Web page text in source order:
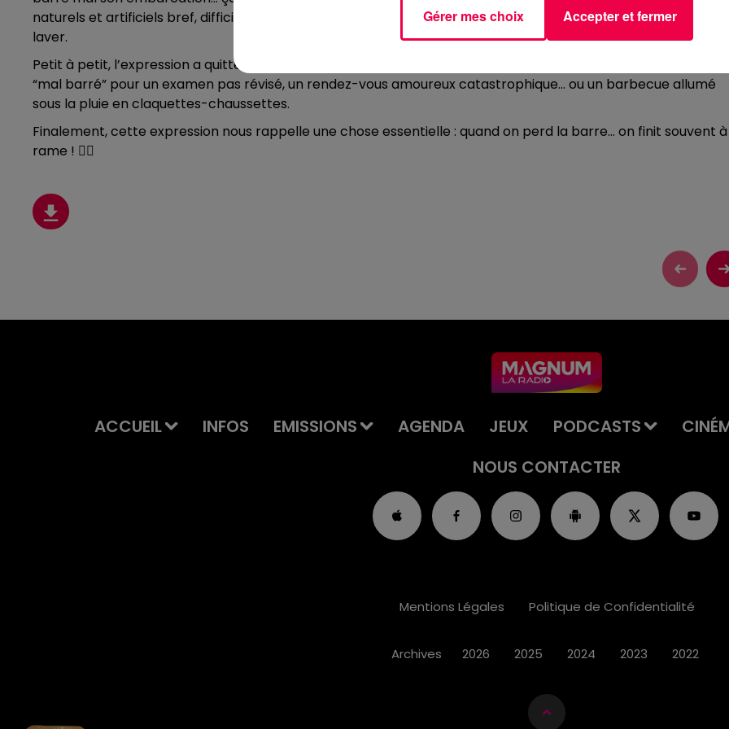
naturels et artificiels bref, difficile d’arriver à bon port quand on navigue comme une chips dans une machine
laver.
Petit à petit, l’expression a quitté les océans pour débarquer dans notre quotidien. Aujourd’hui, on peut être
“mal barré” pour un examen pas révisé, un rendez-vous amoureux catastrophique… ou un barbecue allumé
sous la pluie en claquettes-chaussettes.
Finalement, cette expression nous rappelle une chose essentielle : quand on perd la barre… on finit souvent
rame ! 🚣‍♂️
ACCUEIL INFOS EMISSIONS AGENDA JEUX PODCASTS
NOUS CONTACTER
Mentions Légales Politique de Confidentialité
Archives 2026 2025 2024 2023 2022
Gérer mes choix Accepter et fermer